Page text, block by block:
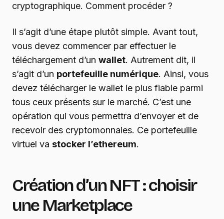
cryptographique. Comment procéder ?
Il s’agit d’une étape plutôt simple. Avant tout,
vous devez commencer par effectuer le
téléchargement d’un wallet. Autrement dit, il
s’agit d’un portefeuille numérique. Ainsi, vous
devez télécharger le wallet le plus fiable parmi
tous ceux présents sur le marché. C’est une
opération qui vous permettra d’envoyer et de
recevoir des cryptomonnaies. Ce portefeuille
virtuel va stocker l’ethereum.
Création d’un NFT : choisir
une Marketplace